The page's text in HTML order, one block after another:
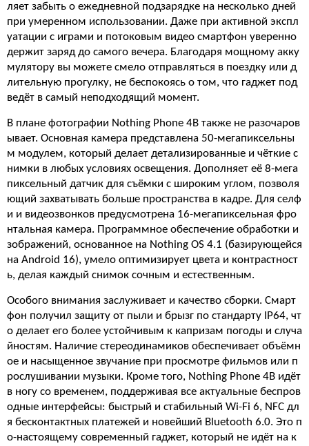
ляет забыть о ежедневной подзарядке на несколько дней
при умеренном использовании. Даже при активной экспл
уатации с играми и потоковым видео смартфон уверенно
держит заряд до самого вечера. Благодаря мощному акку
мулятору вы можете смело отправляться в поездку или д
лительную прогулку, не беспокоясь о том, что гаджет под
ведёт в самый неподходящий момент.
В плане фотографии Nothing Phone 4B также не разочаров
ывает. Основная камера представлена 50-мегапиксельны
м модулем, который делает детализированные и чёткие с
нимки в любых условиях освещения. Дополняет её 8-мега
пиксельный датчик для съёмки с широким углом, позволя
ющий захватывать больше пространства в кадре. Для селф
и и видеозвонков предусмотрена 16-мегапиксельная фро
нтальная камера. Программное обеспечение обработки и
зображений, основанное на Nothing OS 4.1 (базирующейся
на Android 16), умело оптимизирует цвета и контрастност
ь, делая каждый снимок сочным и естественным.
Особого внимания заслуживает и качество сборки. Смарт
фон получил защиту от пыли и брызг по стандарту IP64, чт
о делает его более устойчивым к капризам погоды и случа
йностям. Наличие стереодинамиков обеспечивает объёмн
ое и насыщенное звучание при просмотре фильмов или п
рослушивании музыки. Кроме того, Nothing Phone 4B идёт
в ногу со временем, поддерживая все актуальные беспров
одные интерфейсы: быстрый и стабильный Wi-Fi 6, NFC дл
я бесконтактных платежей и новейший Bluetooth 6.0. Это п
о-настоящему современный гаджет, который не идёт на к